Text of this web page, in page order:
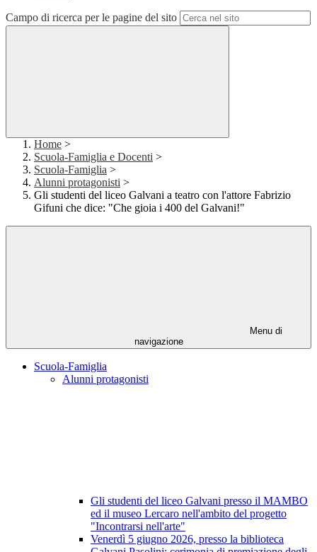
Campo di ricerca per le pagine del sito
Home >
Scuola-Famiglia e Docenti >
Scuola-Famiglia >
Alunni protagonisti >
Gli studenti del liceo Galvani a teatro con l'attore Fabrizio
Gifuni che dice: "Che gioia i 400 del Galvani!"
Menu di
navigazione
Scuola-Famiglia
Alunni protagonisti
Gli studenti del liceo Galvani presso il MAMBO
ed il museo Lercaro nell'ambito del progetto
"Incontrarsi nell'arte"
Venerdì 5 giugno 2026, presso la biblioteca